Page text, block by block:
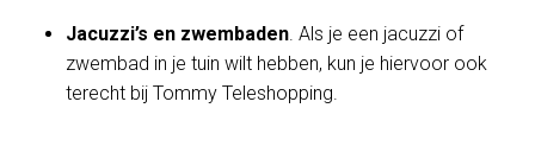
Jacuzzi’s en zwembaden. Als je een jacuzzi of
zwembad in je tuin wilt hebben, kun je hiervoor ook
terecht bij Tommy Teleshopping.